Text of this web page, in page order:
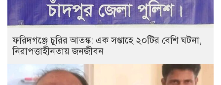
ফরিদগঞ্জে চুরির আতঙ্ক: এক সপ্তাহে ২০টির বেশি ঘটনা,
নিরাপত্তাহীনতায় জনজীবন